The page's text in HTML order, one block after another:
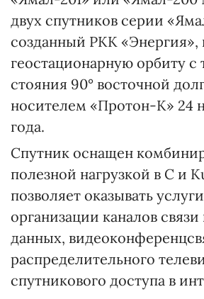
двух спутников серии
созданный РКК «Энергия»,
геостационарную орбиту с
стояния 90° восточной
носителем «Протон-К» 24
года.
Спутник оснащен
полезной нагрузкой в С и
позволяет оказывать
организации каналов
данных,
распределительного
спутникового доступа в